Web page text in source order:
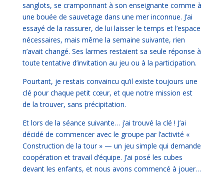
sanglots, se cramponnant à son enseignante comme à
une bouée de sauvetage dans une mer inconnue. J’ai
essayé de la rassurer, de lui laisser le temps et l’espace
nécessaires, mais même la semaine suivante, rien
n’avait changé. Ses larmes restaient sa seule réponse à
toute tentative d’invitation au jeu ou à la participation.
Pourtant, je restais convaincu qu’il existe toujours une
clé pour chaque petit cœur, et que notre mission est
de la trouver, sans précipitation.
Et lors de la séance suivante… j’ai trouvé la clé ! J’ai
décidé de commencer avec le groupe par l’activité «
Construction de la tour » — un jeu simple qui demande
coopération et travail d’équipe. J’ai posé les cubes
devant les enfants, et nous avons commencé à jouer…